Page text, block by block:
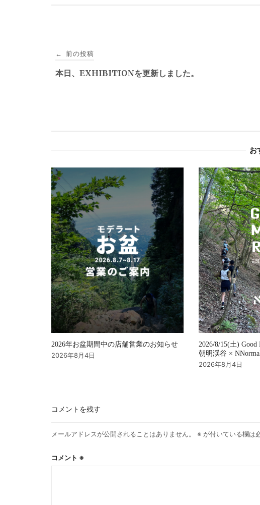
稿
シ
ョ
ン
← 前の投稿
本日、EXHIBITIONを更新しました。
お
2026年お盆期間中の店舗営業のお知らせ
2026年8月4日
2026/8/15(土) Good
朝明渓谷 × NNormal
2026年8月4日
コメントを残す
メールアドレスが公開されることはありません。 ※ が付いている欄は
コメント ※